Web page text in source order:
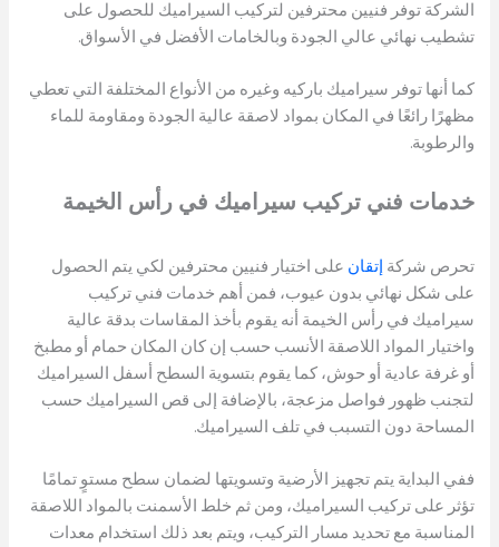
الشركة توفر فنيين محترفين لتركيب السيراميك للحصول على
تشطيب نهائي عالي الجودة وبالخامات الأفضل في الأسواق.
كما أنها توفر سيراميك باركيه وغيره من الأنواع المختلفة التي تعطي
مظهرًا رائعًا في المكان بمواد لاصقة عالية الجودة ومقاومة للماء
والرطوبة.
خدمات فني تركيب سيراميك في رأس الخيمة
تحرص شركة إتقان على اختيار فنيين محترفين لكي يتم الحصول
على شكل نهائي بدون عيوب، فمن أهم خدمات فني تركيب
سيراميك في رأس الخيمة أنه يقوم بأخذ المقاسات بدقة عالية
واختيار المواد اللاصقة الأنسب حسب إن كان المكان حمام أو مطبخ
أو غرفة عادية أو حوش، كما يقوم بتسوية السطح أسفل السيراميك
لتجنب ظهور فواصل مزعجة، بالإضافة إلى قص السيراميك حسب
المساحة دون التسبب في تلف السيراميك.
ففي البداية يتم تجهيز الأرضية وتسويتها لضمان سطح مستوٍ تمامًا
تؤثر على تركيب السيراميك، ومن ثم خلط الأسمنت بالمواد اللاصقة
المناسبة مع تحديد مسار التركيب، ويتم بعد ذلك استخدام معدات